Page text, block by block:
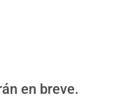
en breve.